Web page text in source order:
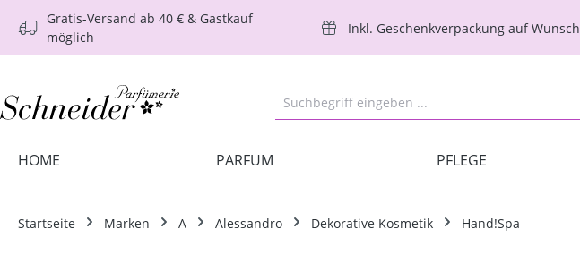
Hauptinhalt springen
Zur Suche springen
Zur Hauptnavigation springen
Gratis-Versand ab 40 € & Gastkauf
möglich
Inkl. Geschenkverpackung auf Wunsch
HOME PARFUM PFLEGE
Startseite Marken A Alessandro Dekorative Kosmetik Hand!Spa